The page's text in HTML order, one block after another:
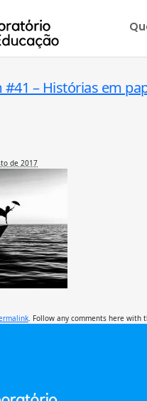
– Histórias em
de 2017
. Follow any comments here with